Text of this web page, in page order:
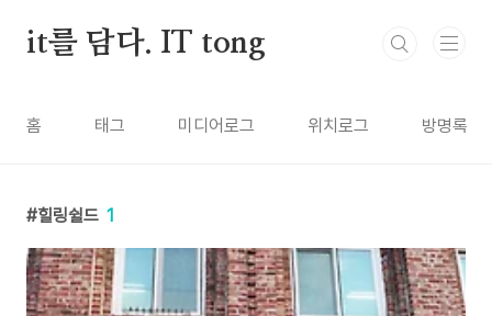
it를 담다. IT tong
홈 태그 미디어로그 위치로그 방명록
힐링쉴드 1